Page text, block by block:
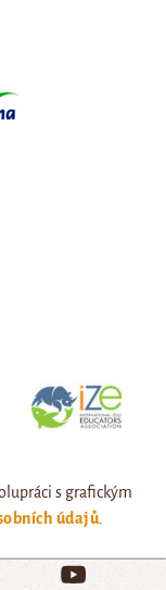
s grafickým
údajů